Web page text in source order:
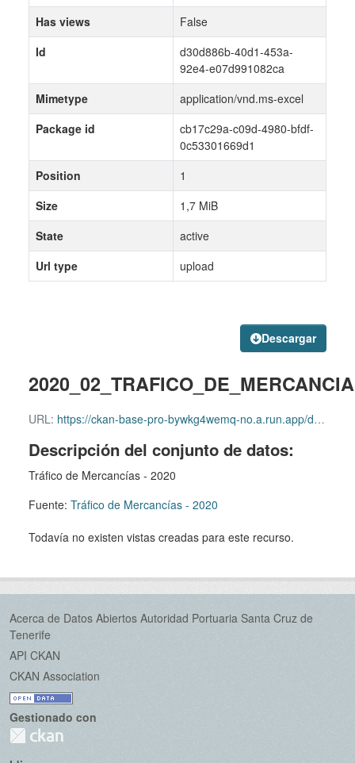
Descargar
URL: https://ckan-base-pro-bywkg4wemq-no.a.run.app/dataset/cb17c29a-c09d-4980-bfdf-0c53301669d1/resource/d30d886b-40d1-453a-92e4-e07d991082ca/download/2020_02_trafico_de_mercancias.xls
Descripción del conjunto de datos:
Tráfico de Mercancías - 2020
Fuente: Tráfico de Mercancías - 2020
Todavía no existen vistas creadas para este recurso.
Has views
False
Id
d30d886b-40d1-453a-
92e4-e07d991082ca
Mimetype
application/vnd.ms-excel
Package id
cb17c29a-c09d-4980-bfdf-
0c53301669d1
Position
1
Size
1,7 MiB
State
active
Url type
upload
Acerca de Datos Abiertos Autoridad Portuaria Santa Cruz de
Tenerife
API CKAN
CKAN Association
Gestionado con